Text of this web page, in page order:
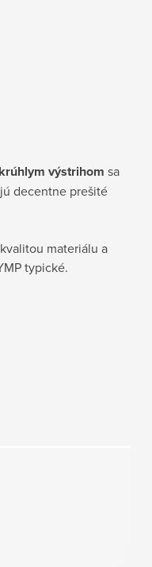
výstrihom sa
decentne prešité
materiálu a
typické.